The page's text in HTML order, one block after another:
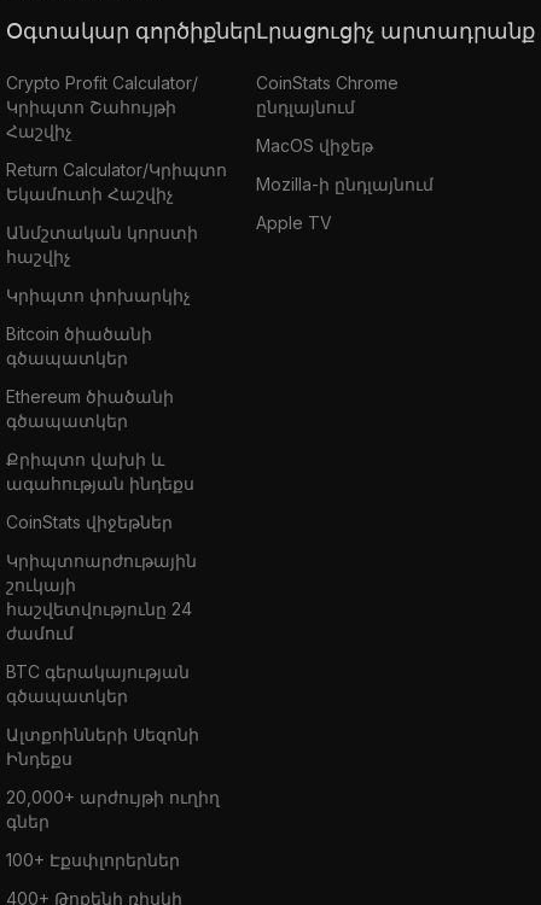
Օգտակար գործիքներ
Crypto Profit Calculator/
Կրիպտո Շահույթի
Հաշվիչ
Return Calculator/Կրիպտո
Եկամուտի Հաշվիչ
Անմշտական կորստի
հաշվիչ
Կրիպտո փոխարկիչ
Bitcoin ծիածանի
գծապատկեր
Ethereum ծիածանի
գծապատկեր
Քրիպտո վախի և
ագահության ինդեքս
CoinStats վիջեթներ
Կրիպտոարժութային
շուկայի
հաշվետվությունը 24
ժամում
BTC գերակայության
գծապատկեր
Ալտքոինների Սեզոնի
Ինդեքս
20,000+ արժույթի ուղիղ
գներ
100+ Էքսփլորերներ
400+ Թոքենի ռիսկի
Լրացուցիչ արտադրանք
CoinStats Chrome
ընդլայնում
MacOS վիջեթ
Mozilla-ի ընդլայնում
Apple TV